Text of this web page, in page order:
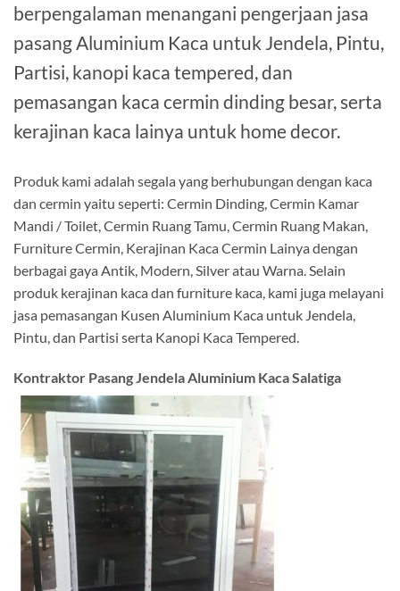
berpengalaman menangani pengerjaan jasa
pasang Aluminium Kaca untuk Jendela, Pintu,
Partisi, kanopi kaca tempered, dan
pemasangan kaca cermin dinding besar, serta
kerajinan kaca lainya untuk home decor.
Produk kami adalah segala yang berhubungan dengan kaca
dan cermin yaitu seperti: Cermin Dinding, Cermin Kamar
Mandi / Toilet, Cermin Ruang Tamu, Cermin Ruang Makan,
Furniture Cermin, Kerajinan Kaca Cermin Lainya dengan
berbagai gaya Antik, Modern, Silver atau Warna. Selain
produk kerajinan kaca dan furniture kaca, kami juga melayani
jasa pemasangan Kusen Aluminium Kaca untuk Jendela,
Pintu, dan Partisi serta Kanopi Kaca Tempered.
Kontraktor Pasang Jendela Aluminium Kaca Salatiga